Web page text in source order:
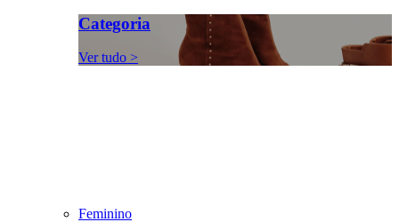
Categoria
Ver tudo >
Feminino